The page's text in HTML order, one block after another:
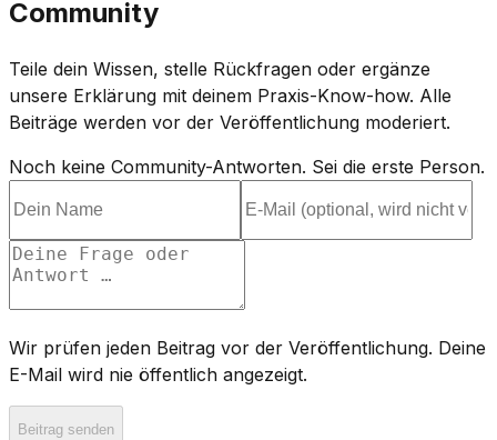
Community
Teile dein Wissen, stelle Rückfragen oder ergänze
unsere Erklärung mit deinem Praxis-Know-how. Alle
Beiträge werden vor der Veröffentlichung moderiert.
Noch keine Community-Antworten. Sei die erste Person.
Wir prüfen jeden Beitrag vor der Veröffentlichung. Deine
E-Mail wird nie öffentlich angezeigt.
Beitrag senden